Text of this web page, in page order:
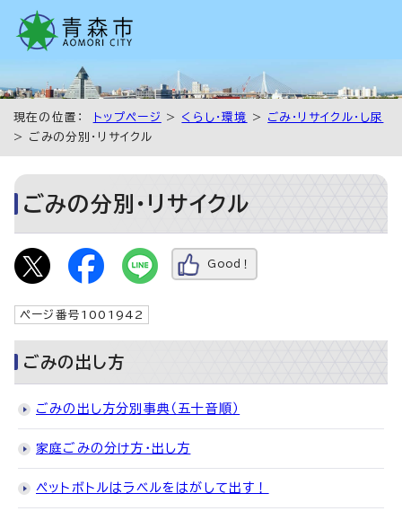
現在の位置： トップページ > くらし・環境 > ごみ・リサイクル・し尿
> ごみの分別・リサイクル
ごみの分別・リサイクル
Good！
ページ番号1001942
ごみの出し方
ごみの出し方分別事典（五十音順）
家庭ごみの分け方・出し方
ペットボトルはラベルをはがして出す！